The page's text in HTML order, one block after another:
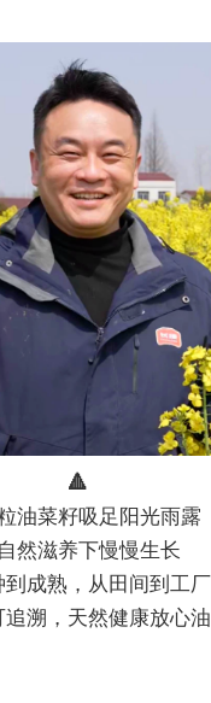
🔺
油菜籽吸足阳光雨露
然滋养下慢慢生长
到成熟，从田间到工厂
追溯，天然健康放心油